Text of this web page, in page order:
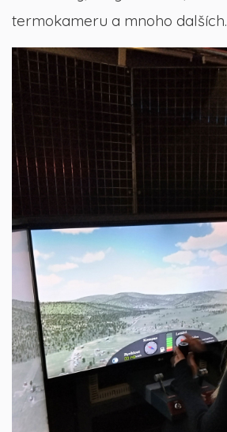
termokameru a mnoho dalších.